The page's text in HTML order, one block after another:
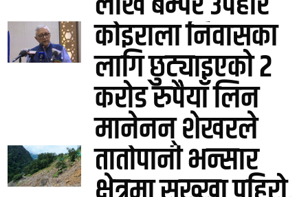
कोइराला निवासका
लागि छुट्याइएको २
करोड रुपैयाँ लिन
मानेनन् शेखरले
तातोपानी भन्सार